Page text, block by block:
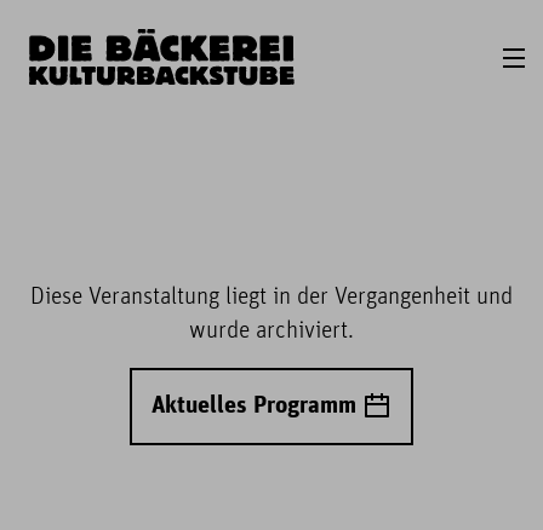
Diese Veranstaltung liegt in der Vergangenheit und
wurde archiviert.
Aktuelles Programm